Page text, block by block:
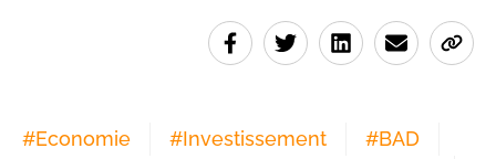
#Economie #Investissement #BAD